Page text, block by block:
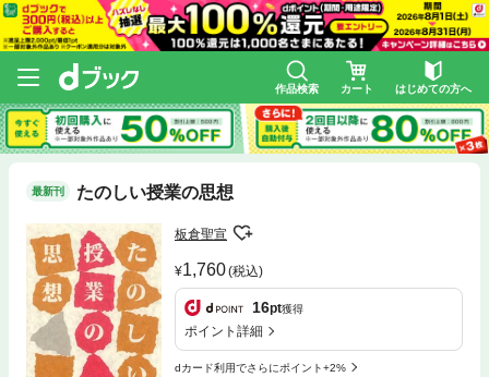
作品検索 カート はじめての方へ
最新刊 たのしい授業の思想
板倉聖宣
1,760(税込)
16pt獲得
ポイント詳細
dカード利用でさらにポイント+2%